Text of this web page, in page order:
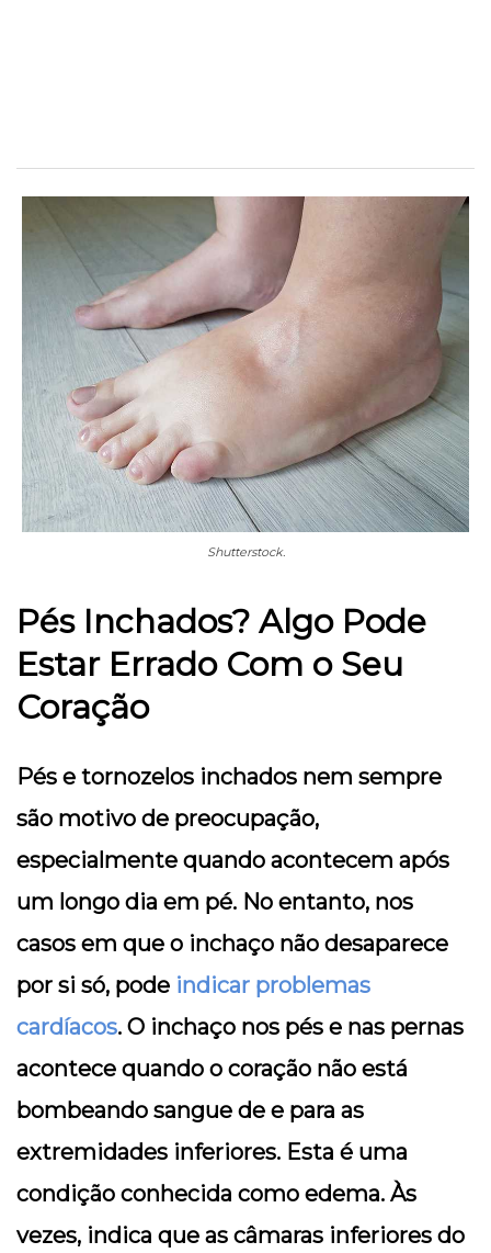
Shutterstock.
Pés Inchados? Algo Pode
Estar Errado Com o Seu
Coração
Pés e tornozelos inchados nem sempre
são motivo de preocupação,
especialmente quando acontecem após
um longo dia em pé. No entanto, nos
casos em que o inchaço não desaparece
por si só, pode indicar problemas
cardíacos. O inchaço nos pés e nas pernas
acontece quando o coração não está
bombeando sangue de e para as
extremidades inferiores. Esta é uma
condição conhecida como edema. Às
vezes, indica que as câmaras inferiores do